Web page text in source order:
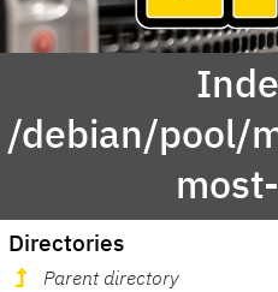
/debian/pool/
Directories
Parent directory